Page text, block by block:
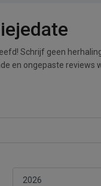
Schrijf geen
en ongepaste reviews